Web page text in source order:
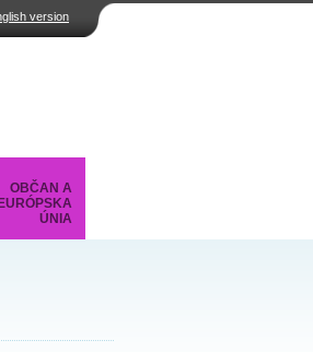
version
OBČAN A
EURÓPSKA
ÚNIA